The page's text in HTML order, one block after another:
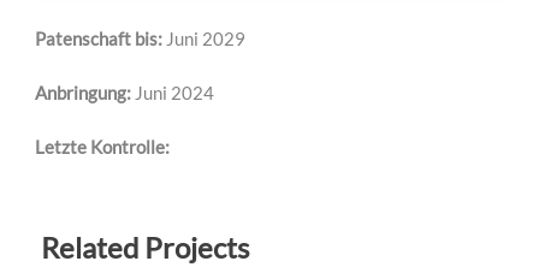
Patenschaft bis: Juni 2029
Anbringung: Juni 2024
Letzte Kontrolle:
Related Projects